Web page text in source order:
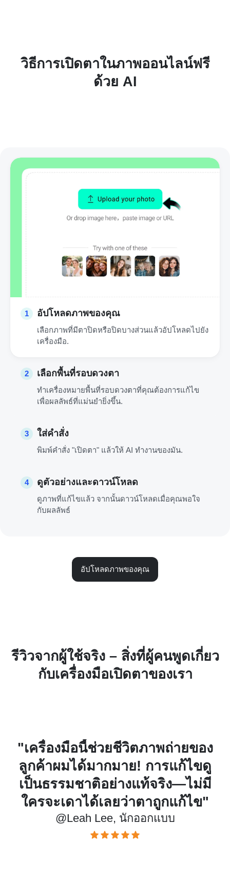
วิธีการเปิดตาในภาพออนไลน์ฟรี
ด้วย AI
1 อัปโหลดภาพของคุณ
เลือกภาพที่มีตาปิดหรือปิดบางส่วนแล้วอัปโหลดไปยัง
เครื่องมือ.
2 เลือกพื้นที่รอบดวงตา
ทำเครื่องหมายพื้นที่รอบดวงตาที่คุณต้องการแก้ไข
เพื่อผลลัพธ์ที่แม่นยำยิ่งขึ้น.
3 ใส่คำสั่ง
พิมพ์คำสั่ง "เปิดตา" แล้วให้ AI ทำงานของมัน.
4 ดูตัวอย่างและดาวน์โหลด
ดูภาพที่แก้ไขแล้ว จากนั้นดาวน์โหลดเมื่อคุณพอใจ
กับผลลัพธ์
อัปโหลดภาพของคุณ
รีวิวจากผู้ใช้จริง – สิ่งที่ผู้คนพูดเกี่ยว
กับเครื่องมือเปิดตาของเรา
"เครื่องมือนี้ช่วยชีวิตภาพถ่ายของ
ลูกค้าผมได้มากมาย! การแก้ไขดู
เป็นธรรมชาติอย่างแท้จริง—ไม่มี
ใครจะเดาได้เลยว่าตาถูกแก้ไข"
@Leah Lee, นักออกแบบ